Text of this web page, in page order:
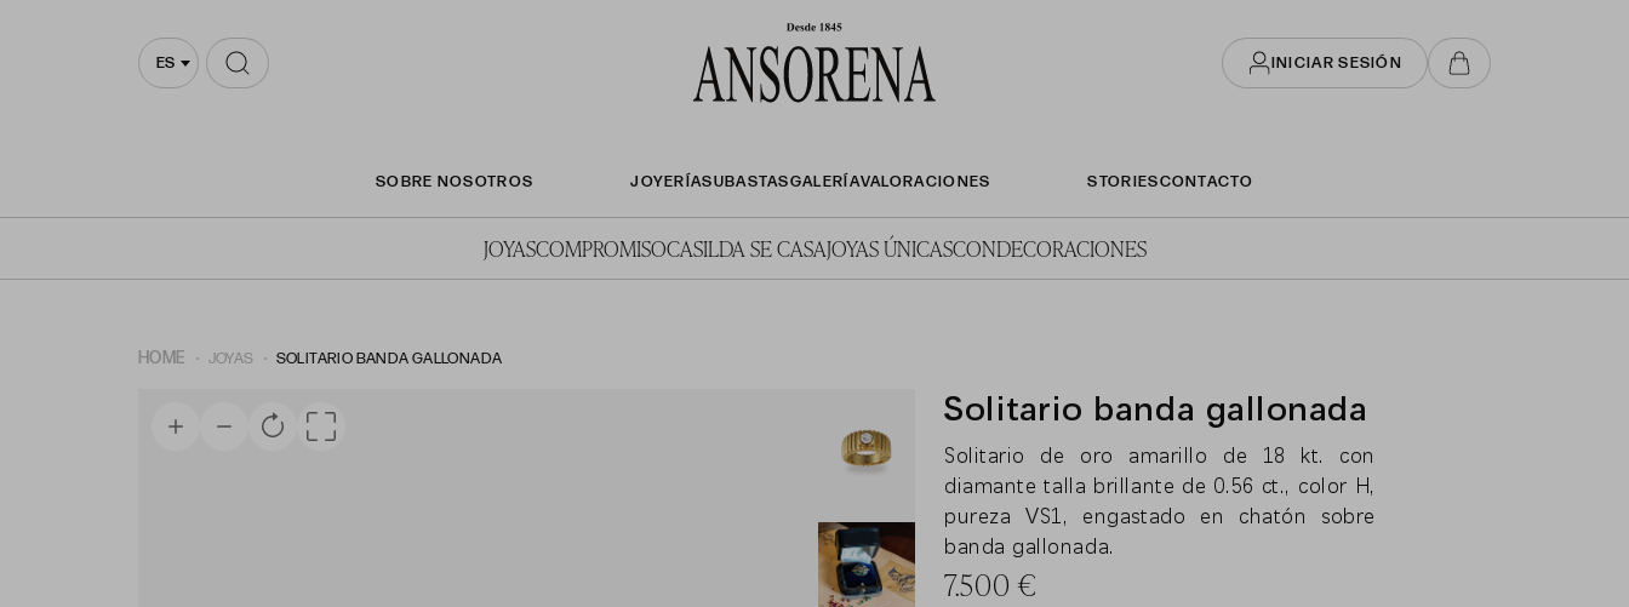
ES INICIAR SESIÓN
SOBRE NOSOTROS JOYERÍASUBASTASGALERÍAVALORACIONES STORIESCONTACTO
JOYASCOMPROMISOCASILDA SE CASAJOYAS ÚNICASCONDECORACIONES
HOME JOYAS SOLITARIO BANDA GALLONADA
Solitario banda gallonada
Solitario de oro amarillo de 18 kt. con
diamante talla brillante de 0.56 ct., color H,
pureza VS1, engastado en chatón sobre
banda gallonada.
7.500€